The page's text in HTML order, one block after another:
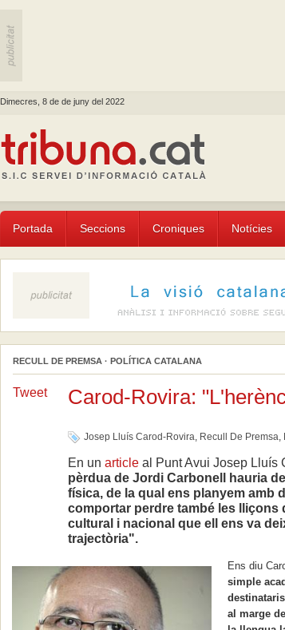
Dimecres, 8 de de juny del 2022
Portada Seccions Croniques Notícies
RECULL DE PREMSA · POLÍTICA CATALANA
Tweet Carod-Rovira:
Josep Lluís Carod-Rovira Recull De Premsa
En un articleal Punt Avui Josep Lluís
pèrdua de Jordi Carbonell hauria
física, de la qual ens planyem amb
comportar perdre també les lliçons
cultural i nacional que ell ens va
trajectòria".
Ens diu
simple
al marge